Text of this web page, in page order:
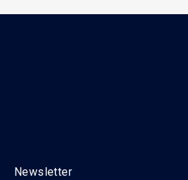
Newsletter